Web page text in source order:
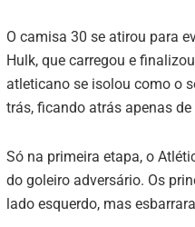
O camisa 30 se atirou para
Hulk, que carregou e
atleticano se isolou como o
trás, ficando atrás apenas
Só na primeira etapa, o
do goleiro adversário. Os
lado esquerdo, mas